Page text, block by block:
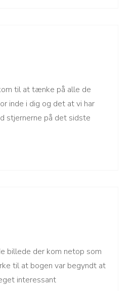
til at tænke på alle de
inde i dig og det at vi har
stjernerne på det sidste
billede der kom netop som
til at bogen var begyndt at
interessant